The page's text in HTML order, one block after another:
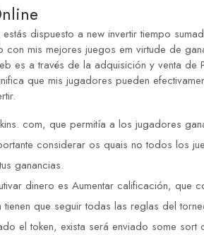
dispuesto a new invertir tiempo
con mis mejores juegos em virtude de
es a través de la adquisición y venta
que mis jugadores pueden
com, que permitía a los jugadores
considerar os quais no todos los
ganancias.
dinero es Aumentar calificación, que
tienen que seguir todas las reglas del
el token, exista será enviado some